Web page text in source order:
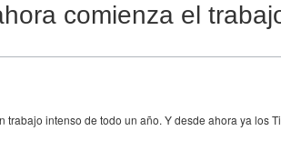
comienza el
trabajo intenso de todo un año. Y desde ahora ya los